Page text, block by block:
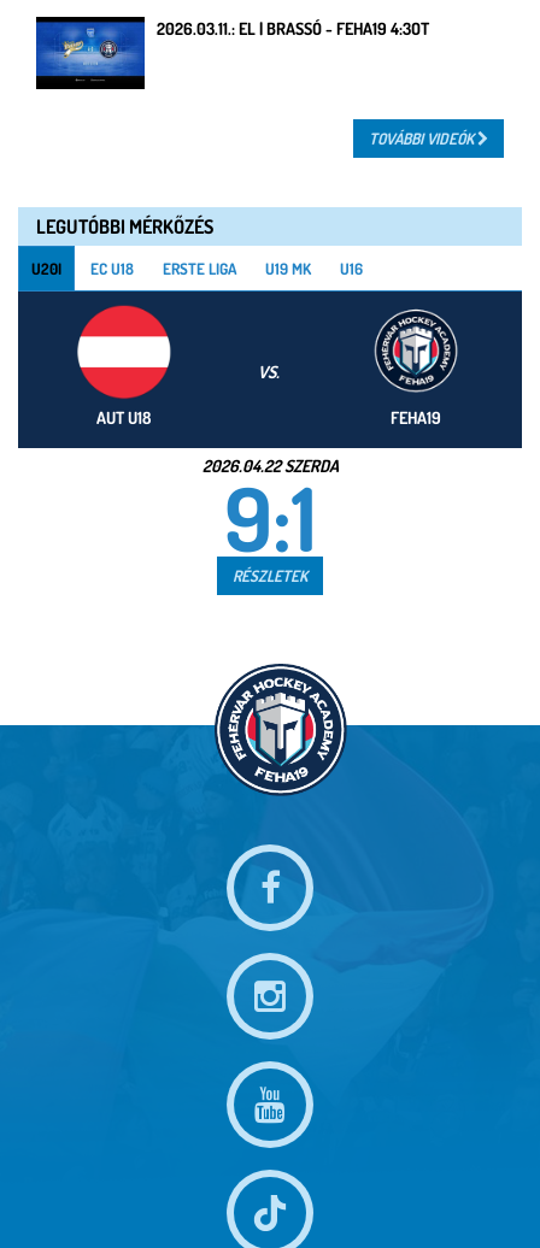
2026.03.11.: EL | BRASSÓ - FEHA19 4:3OT
TOVÁBBI VIDEÓK
LEGUTÓBBI MÉRKŐZÉS
U20I EC U18 ERSTE LIGA U19 MK U16
AUT U18
VS.
FEHA19
2026.04.22 SZERDA
9:1
RÉSZLETEK